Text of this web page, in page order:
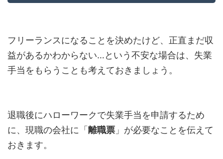
フリーランスになることを決めたけど、正直まだ収
益があるかわからない…という不安な場合は、失業
手当をもらうことも考えておきましょう。
退職後にハローワークで失業手当を申請するため
に、現職の会社に「 離職票 」が必要なことを伝えて
おきます。